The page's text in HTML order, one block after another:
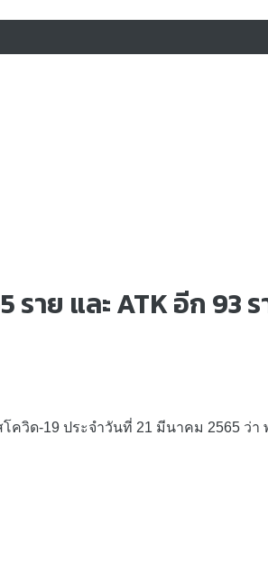
ย และ ATK อีก 93 ร
19 ประจำวันที่ 21 มีนาคม 2565 ว่า พ